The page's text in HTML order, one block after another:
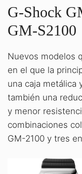
G-Shock
GM-S2100
Nuevos modelos
en el que la
una caja metálica
también una
y menor
combinaciones
GM-2100 y tres